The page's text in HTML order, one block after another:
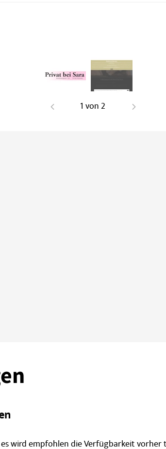
1 von 2
wird empfohlen die Verfügbarkeit